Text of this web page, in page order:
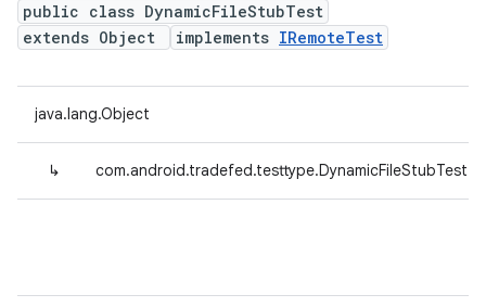
public class DynamicFileStubTest
extends Object
implements IRemoteTest
java.lang.Object
↳ com.android.tradefed.testtype.DynamicFileStubTest